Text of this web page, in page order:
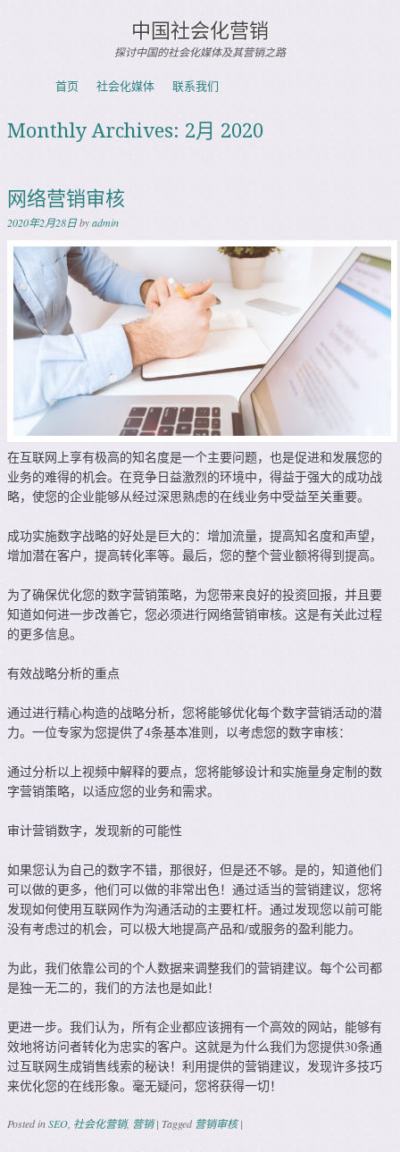
中国社会化营销
探讨中国的社会化媒体及其营销之路
Menu
Skip to content
首页 社会化媒体 联系我们
Monthly Archives: 2月 2020
网络营销审核
2020年2月28日byadmin
在互联网上享有极高的知名度是一个主要问题，也是促进和发展您的
业务的难得的机会。在竞争日益激烈的环境中，得益于强大的成功战
略，使您的企业能够从经过深思熟虑的在线业务中受益至关重要。
成功实施数字战略的好处是巨大的：增加流量，提高知名度和声望，
增加潜在客户，提高转化率等。最后，您的整个营业额将得到提高。
为了确保优化您的数字营销策略，为您带来良好的投资回报，并且要
知道如何进一步改善它，您必须进行网络营销审核。这是有关此过程
的更多信息。
有效战略分析的重点
通过进行精心构造的战略分析，您将能够优化每个数字营销活动的潜
力。一位专家为您提供了4条基本准则，以考虑您的数字审核：
通过分析以上视频中解释的要点，您将能够设计和实施量身定制的数
字营销策略，以适应您的业务和需求。
审计营销数字，发现新的可能性
如果您认为自己的数字不错，那很好，但是还不够。是的，知道他们
可以做的更多，他们可以做的非常出色！通过适当的营销建议，您将
发现如何使用互联网作为沟通活动的主要杠杆。通过发现您以前可能
没有考虑过的机会，可以极大地提高产品和/或服务的盈利能力。
为此，我们依靠公司的个人数据来调整我们的营销建议。每个公司都
是独一无二的，我们的方法也是如此！
更进一步。我们认为，所有企业都应该拥有一个高效的网站，能够有
效地将访问者转化为忠实的客户。这就是为什么我们为您提供30条通
过互联网生成销售线索的秘诀！利用提供的营销建议，发现许多技巧
来优化您的在线形象。毫无疑问，您将获得一切！
Posted inSEO 社会化营销, 营销 | Tagged 营销审核 |